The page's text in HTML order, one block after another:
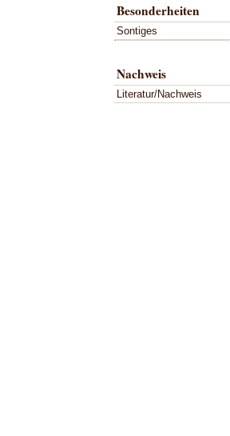
Besonderheiten
Sontiges
Nachweis
Literatur/Nachweis